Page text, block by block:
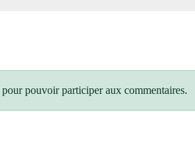
pour pouvoir participer aux commentaires.